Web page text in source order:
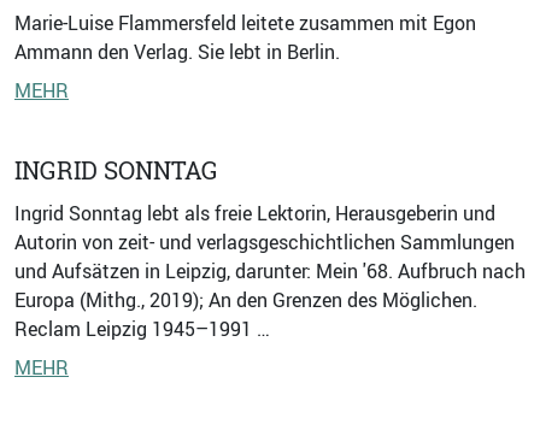
Marie-Luise Flammersfeld leitete zusammen mit Egon
Ammann den Verlag. Sie lebt in Berlin.
MEHR
INGRID SONNTAG
Ingrid Sonntag lebt als freie Lektorin, Herausgeberin und
Autorin von zeit- und verlagsgeschichtlichen Sammlungen
und Aufsätzen in Leipzig, darunter: Mein '68. Aufbruch nach
Europa (Mithg., 2019); An den Grenzen des Möglichen.
Reclam Leipzig 1945–1991 …
MEHR